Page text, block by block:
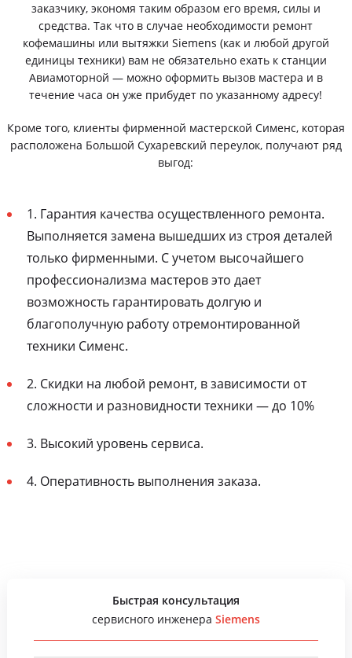
заказчику, экономя таким образом его время, силы и
средства. Так что в случае необходимости ремонт
кофемашины или вытяжки Siemens (как и любой другой
единицы техники) вам не обязательно ехать к станции
Авиамоторной — можно оформить вызов мастера и в
течение часа он уже прибудет по указанному адресу!
Кроме того, клиенты фирменной мастерской Сименс, которая
расположена Большой Сухаревский переулок, получают ряд
выгод:
1. Гарантия качества осуществленного ремонта.
Выполняется замена вышедших из строя деталей
только фирменными. С учетом высочайшего
профессионализма мастеров это дает
возможность гарантировать долгую и
благополучную работу отремонтированной
техники Сименс.
2. Скидки на любой ремонт, в зависимости от
сложности и разновидности техники — до 10%
3. Высокий уровень сервиса.
4. Оперативность выполнения заказа.
Быстрая консультация
сервисного инженера Siemens